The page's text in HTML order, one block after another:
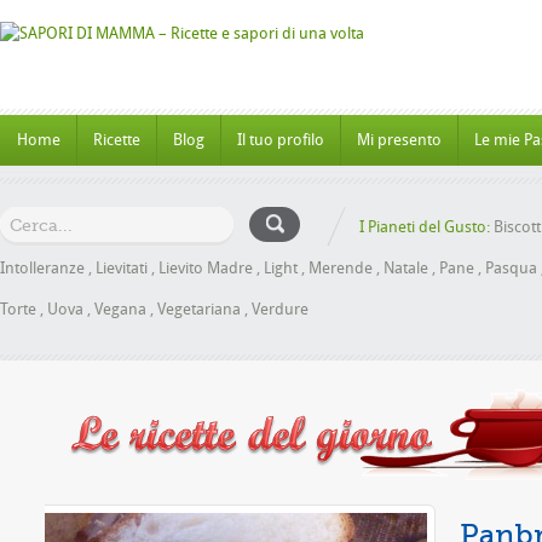
Home Ricette Blog Il tuo profilo Mi presento Le mie
I Pianeti del Gusto:
Intolleranze , Lievitati , Lievito Madre , Light , Merende , Natale , Pane , Pasqua
Torte , Uova , Vegana , Vegetariana , Verdure
senza